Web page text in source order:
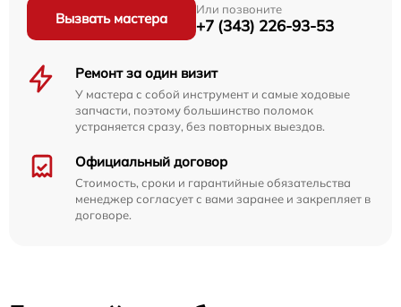
Вызвать мастера
Или позвоните
+7 (343) 226-93-53
Ремонт за один визит
У мастера с собой инструмент и самые ходовые
запчасти, поэтому большинство поломок
устраняется сразу, без повторных выездов.
Официальный договор
Стоимость, сроки и гарантийные обязательства
менеджер согласует с вами заранее и закрепляет в
договоре.